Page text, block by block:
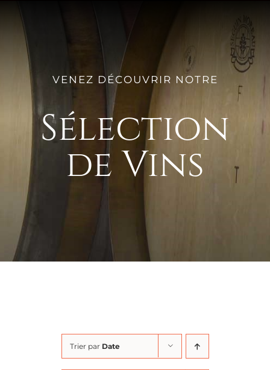
VENEZ DÉCOUVRIR NOTRE
Sélection
de Vins
Trier par Date